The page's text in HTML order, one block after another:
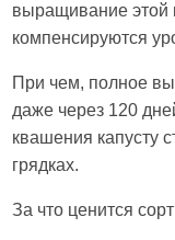
выращивание этой
компенсируются
При чем, полное
даже через 120
квашения капусту
грядках.
За что ценится